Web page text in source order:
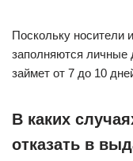
Поскольку носители
заполняются личные
займет от 7 до 10
В каких
отказать в